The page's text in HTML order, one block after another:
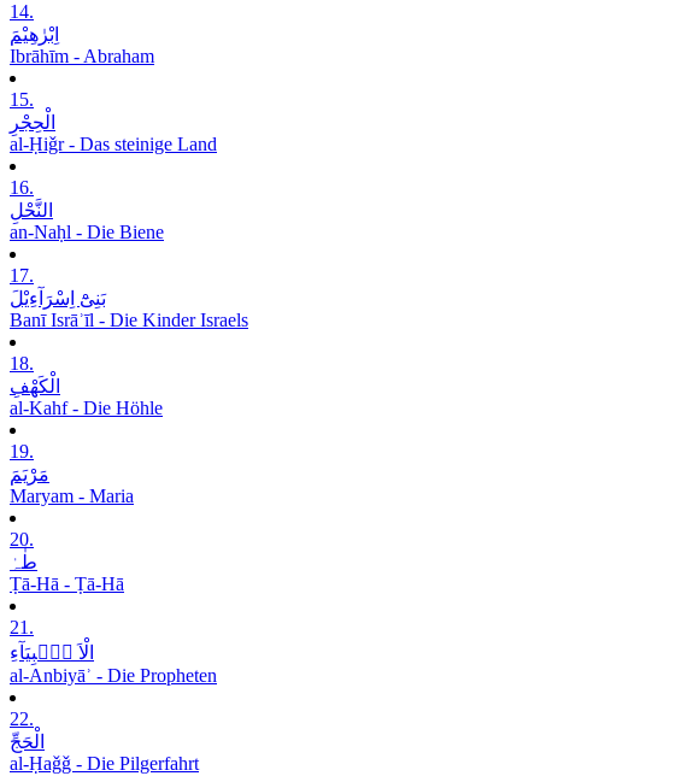
14.
اِبْرٰھِیْمَ
Ibrāhīm - Abraham
15.
الْحِجْرِ
al-Ḥiǧr - Das steinige Land
16.
النَّحْلِ
an-Naḥl - Die Biene
17.
بَنِیْٓ اِسْرَآءِیْلَ
Banī Isrāʾīl - Die Kinder Israels
18.
الْکَھْفِ
al-Kahf - Die Höhle
19.
مَرْیَمَ
Maryam - Maria
20.
طٰہٰ
Ṭā-Hā - Ṭā-Hā
21.
الْاَ نۡۢبِیَآءِ
al-Anbiyāʾ - Die Propheten
22.
الْحَجِّ
al-Ḥaǧǧ - Die Pilgerfahrt